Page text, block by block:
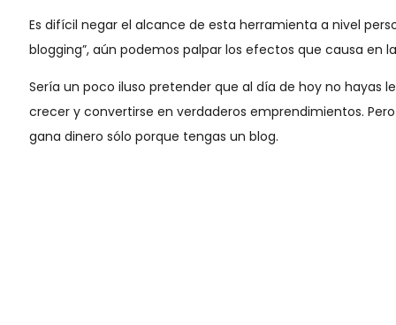
Es difícil negar el alcance de esta herramienta a nivel
blogging”, aún podemos palpar los efectos que causa
Sería un poco iluso pretender que al día de hoy no hayas
crecer y convertirse en verdaderos emprendimientos.
gana dinero sólo porque tengas un blog.